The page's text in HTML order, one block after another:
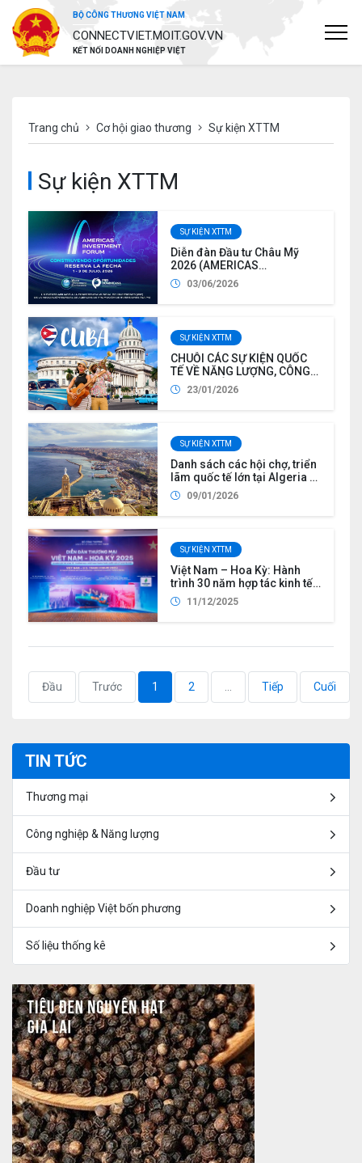
BỘ CÔNG THƯƠNG VIỆT NAM
CONNECTVIET.MOIT.GOV.VN
KẾT NỐI DOANH NGHIỆP VIỆT
Trang chủ Cơ hội giao thương Sự kiện XTTM
Sự kiện XTTM
SỰ KIỆN XTTM
Diễn đàn Đầu tư Châu Mỹ
2026 (AMERICAS
INVESTMENT FORUM – AIF
2026) tại Cộng hòa
03/06/2026
SỰ KIỆN XTTM
CHUỖI CÁC SỰ KIỆN QUỐC
TẾ VỀ NĂNG LƯỢNG, CÔNG
NGHIỆP VÀ THƯƠNG MẠI SẼ
TỔ CHỨC TẠI CUBA NĂM
23/01/2026
SỰ KIỆN XTTM
Danh sách các hội chợ, triển
lãm quốc tế lớn tại Algeria 6
tháng đầu năm 2026
09/01/2026
SỰ KIỆN XTTM
Việt Nam – Hoa Kỳ: Hành
trình 30 năm hợp tác kinh tế
– thương mại, cùng hướng
về tương lai
11/12/2025
Đầu Trước 1 2 Tiếp Cuối
TIN TỨC
Thương mại
Công nghiệp & Năng lượng
Đầu tư
Doanh nghiệp Việt bốn phương
Số liệu thống kê